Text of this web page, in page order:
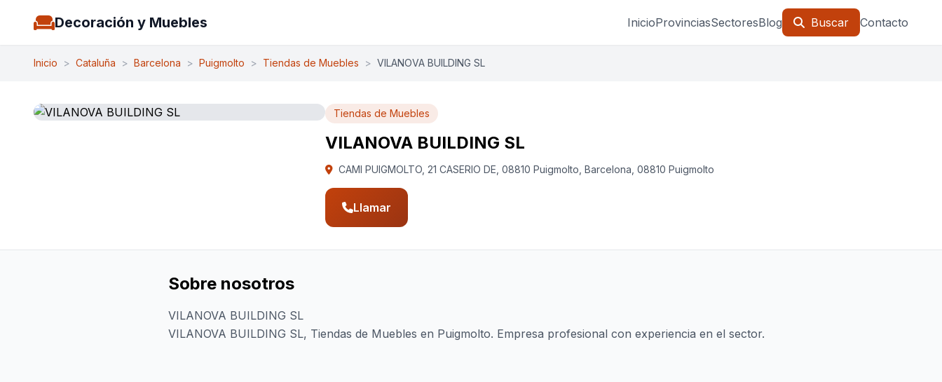
Decoración y Muebles InicioProvinciasSectoresBlog Buscar Contacto
Inicio > Cataluña > Barcelona > Puigmolto > Tiendas de Muebles > VILANOVA BUILDING SL
Tiendas de Muebles
VILANOVA BUILDING SL
CAMI PUIGMOLTO, 21 CASERIO DE, 08810 Puigmolto, Barcelona, 08810 Puigmolto
Llamar
Sobre nosotros
VILANOVA BUILDING SL
VILANOVA BUILDING SL, Tiendas de Muebles en Puigmolto. Empresa profesional con experiencia en el sector.